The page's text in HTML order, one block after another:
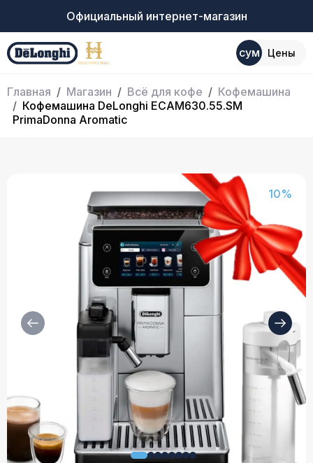
Официальный интернет-магазин
сум Цены
Главная Магазин Всё для кофе
Кофемашина
Кофемашина DeLonghi ECAM630.55.SM
PrimaDonna Aromatic
10%